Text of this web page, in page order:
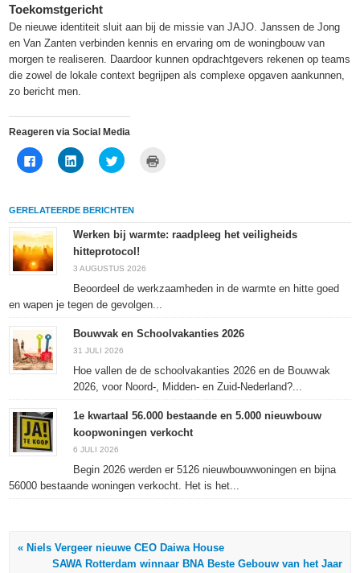
Toekomstgericht
De nieuwe identiteit sluit aan bij de missie van JAJO. Janssen de Jong
en Van Zanten verbinden kennis en ervaring om de woningbouw van
morgen te realiseren. Daardoor kunnen opdrachtgevers rekenen op teams
die zowel de lokale context begrijpen als complexe opgaven aankunnen,
zo bericht men.
Reageren via Social Media
Klik
om
Facebook
(Wordt
een
nieuw
venster
geopend)
Klik
om
delen
(Wordt
een
nieuw
venster
geopend)
Klik
om
Twitter
(Wordt
een
nieuw
venster
geopend)
nieuw
GERELATEERDE BERICHTEN
Werken bij warmte: raadpleeg het veiligheids
hitteprotocol!
3 AUGUSTUS 2026
Beoordeel de werkzaamheden in de warmte en hitte goed
en wapen je tegen de gevolgen...
Bouwvak en Schoolvakanties 2026
31 JULI 2026
Hoe vallen de de schoolvakanties 2026 en de Bouwvak
2026, voor Noord-, Midden- en Zuid-Nederland?...
1e kwartaal 56.000 bestaande en 5.000 nieuwbouw
koopwoningen verkocht
6 JULI 2026
Begin 2026 werden er 5126 nieuwbouwwoningen en bijna
56000 bestaande woningen verkocht. Het is het...
« Niels Vergeer nieuwe CEO Daiwa House
SAWA Rotterdam winnaar BNA Beste Gebouw van het Jaar